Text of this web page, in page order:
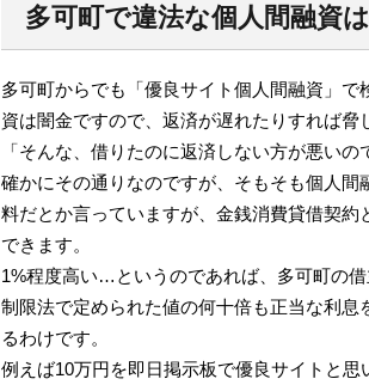
多可町で違法な個人間融資
多可町からでも「優良サイト個人間融資」
資は闇金ですので、返済が遅れたりすれば脅
「そんな、借りたのに返済しない方が悪い
確かにその通りなのですが、そもそも個人
料だとか言っていますが、金銭消費貸借契
できます。
1%程度高い…というのであれば、多可町の
制限法で定められた値の何十倍も正当な利
るわけです。
例えば10万円を即日掲示板で優良サイトと